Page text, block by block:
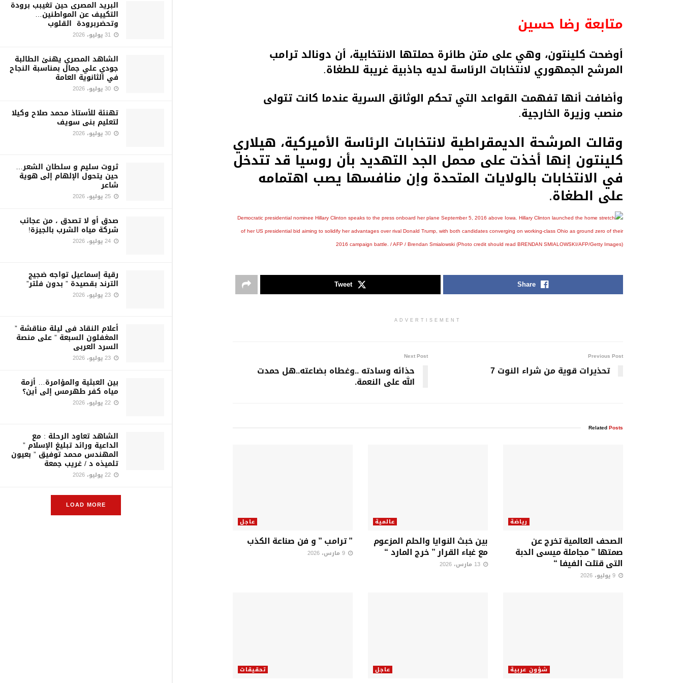
البريد المصرى حين تغيبب برودة
التكييف عن المواطنين…
وتحضربرودة القلوب
الشاهد المصري يهنئ الطالبة
جودي علي جمال بمناسبة النجاح
في الثانوية العامة
تهنئة للأستاذ محمد صلاح وكيلا
لتعليم بنى سويف
ثروت سليم و سلطان الشعر…
حين يتحول الإلهام إلى هوية
شاعر
صدق أو لا تصدق ، من عجائب
شركة مياه الشرب بالجيزة!
رقية إسماعيل تواجه ضجيج
الترند بقصيدة ” بدون فلتر”
أعلام النقاد فى ليلة مناقشة ”
المغفلون السبعة ” على منصة
السرد العربى
بين العبثية والمؤامرة… أزمة
مياه كفر طهرمس إلى أين؟
الشاهد تعاود الرحلة : مع
الداعية ورائد تبليغ الإسلام ”
المهندس محمد توفيق ” بعيون
تلميذه د / غريب جمعة
LOAD MORE
متابعة رضا حسين
أوضحت كلينتون، وهي على متن طائرة حملتها الانتخابية، أن دونالد ترامب
المرشح الجمهوري لانتخابات الرئاسة لديه جاذبية غريبة للطغاة.
وأضافت أنها تفهمت القواعد التي تحكم الوثائق السرية عندما كانت تتولى
منصب وزيرة الخارجية.
وقالت المرشحة الديمقراطية لانتخابات الرئاسة الأميركية، هيلاري
كلينتون إنها أخذت على محمل الجد التهديد بأن روسيا قد تتدخل
في الانتخابات بالولايات المتحدة وإن منافسها يصب اهتمامه
على الطغاة.
Share
Tweet
ADVERTISEMENT
Previous Post
تحذيرات قوية من شراء النوت 7
Next Post
حذائه وسادته ..وغطاه بضاعته..هل حمدت
الله على النعمة.
RelatedPosts
رياضة
الصحف العالمية تخرج عن
صمتها ” مجاملة ميسى الدبة
التى قتلت الفيفا “
عالمية
بين خبث النوايا والحلم المزعوم
مع غباء القرار ” خرج المارد “
عاجل
” ترامب ” و فن صناعة الكذب
شؤون عربية عاجل تحقيقات